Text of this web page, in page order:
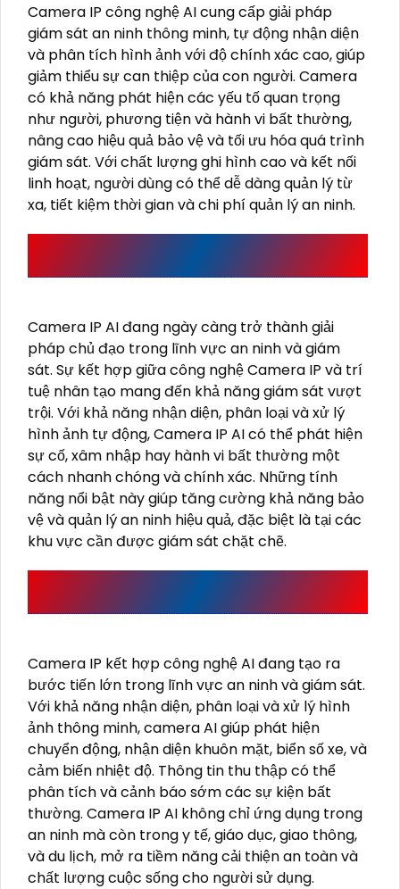
Camera IP công nghệ AI cung cấp giải pháp
giám sát an ninh thông minh, tự động nhận diện
và phân tích hình ảnh với độ chính xác cao, giúp
giảm thiểu sự can thiệp của con người. Camera
có khả năng phát hiện các yếu tố quan trọng
như người, phương tiện và hành vi bất thường,
nâng cao hiệu quả bảo vệ và tối ưu hóa quá trình
giám sát. Với chất lượng ghi hình cao và kết nối
linh hoạt, người dùng có thể dễ dàng quản lý từ
xa, tiết kiệm thời gian và chi phí quản lý an ninh.
Camera IP AI đang ngày càng trở thành giải
pháp chủ đạo trong lĩnh vực an ninh và giám
sát. Sự kết hợp giữa công nghệ Camera IP và trí
tuệ nhân tạo mang đến khả năng giám sát vượt
trội. Với khả năng nhận diện, phân loại và xử lý
hình ảnh tự động, Camera IP AI có thể phát hiện
sự cố, xâm nhập hay hành vi bất thường một
cách nhanh chóng và chính xác. Những tính
năng nổi bật này giúp tăng cường khả năng bảo
vệ và quản lý an ninh hiệu quả, đặc biệt là tại các
khu vực cần được giám sát chặt chẽ.
Camera IP kết hợp công nghệ AI đang tạo ra
bước tiến lớn trong lĩnh vực an ninh và giám sát.
Với khả năng nhận diện, phân loại và xử lý hình
ảnh thông minh, camera AI giúp phát hiện
chuyển động, nhận diện khuôn mặt, biển số xe, và
cảm biến nhiệt độ. Thông tin thu thập có thể
phân tích và cảnh báo sớm các sự kiện bất
thường. Camera IP AI không chỉ ứng dụng trong
an ninh mà còn trong y tế, giáo dục, giao thông,
và du lịch, mở ra tiềm năng cải thiện an toàn và
chất lượng cuộc sống cho người sử dụng.